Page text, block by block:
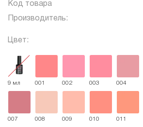
Код товара
Производитель:
Цвет:
9 мл 001 002 003 004
007 008 009 010 011